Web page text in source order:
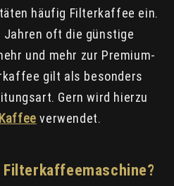
häufig Filterkaffee ein.
Jahren oft die günstige
und mehr zur Premium-
gilt als besonders
Gern wird hierzu
verwendet.